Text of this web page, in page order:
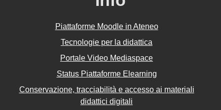
Piattaforme Moodle in Ateneo
Tecnologie per la didattica
Portale Video Mediaspace
Status Piattaforme Elearning
Conservazione, tracciabilità e accesso ai materiali
didattici digitali